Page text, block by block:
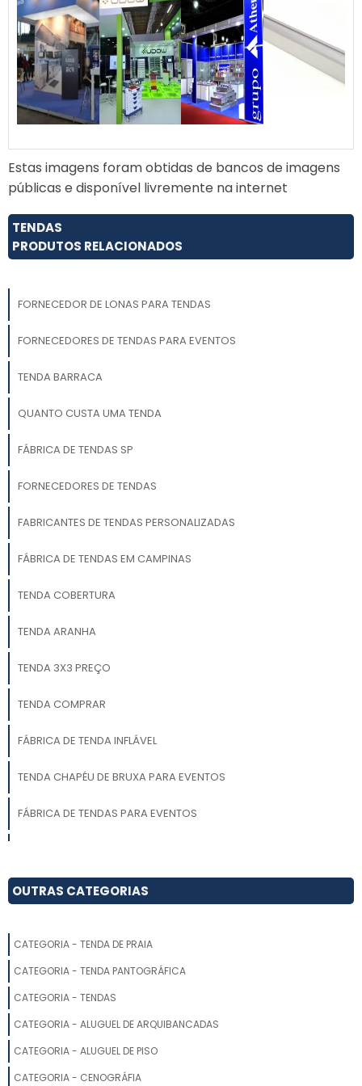
Dobre cuidadosamente o tecido e guarde as
hastes na mochila fornecida para um
transporte fácil.
Estas imagens foram obtidas de bancos de imagens
públicas e disponível livremente na internet
TENDAS
PRODUTOS RELACIONADOS
FORNECEDOR DE LONAS PARA TENDAS
FORNECEDORES DE TENDAS PARA EVENTOS
TENDA BARRACA
QUANTO CUSTA UMA TENDA
FÁBRICA DE TENDAS SP
FORNECEDORES DE TENDAS
FABRICANTES DE TENDAS PERSONALIZADAS
FÁBRICA DE TENDAS EM CAMPINAS
TENDA COBERTURA
TENDA ARANHA
TENDA 3X3 PREÇO
TENDA COMPRAR
FÁBRICA DE TENDA INFLÁVEL
TENDA CHAPÉU DE BRUXA PARA EVENTOS
FÁBRICA DE TENDAS PARA EVENTOS
COMPRAR TENDA FIXA
FABRICANTE DE TENDAS SANFONADAS
LOCADORA DE TENDAS
OUTRAS CATEGORIAS
CATEGORIA - TENDA DE PRAIA
CATEGORIA - TENDA PANTOGRÁFICA
CATEGORIA - TENDAS
CATEGORIA - ALUGUEL DE ARQUIBANCADAS
CATEGORIA - ALUGUEL DE PISO
CATEGORIA - CENOGRÁFIA